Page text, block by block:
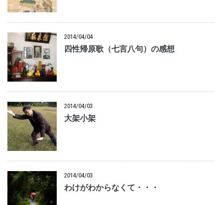
2014/04/04
四性帰原歌（七言八句）の感想
2014/04/03
大架小架
2014/04/03
わけがわからなくて・・・